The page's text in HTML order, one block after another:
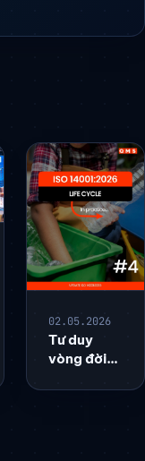
02.05.2026
Tư duy
vòng đời
Thinking"